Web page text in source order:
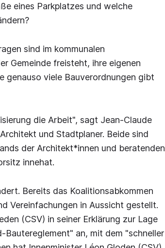
eines Parkplatzes und welche
sind im kommunalen
Gemeinde freisteht, ihre eigenen
genauso viele Bauverordnungen gibt
die Arbeit", sagt Jean-Claude
und Stadtplaner. Beide sind
der Architekt*innen und beratenden
innehat.
Bereits das Koalitionsabkommen
Vereinfachungen in Aussicht gestellt.
(CSV) in seiner Erklärung zur Lage
an, mit dem "schneller